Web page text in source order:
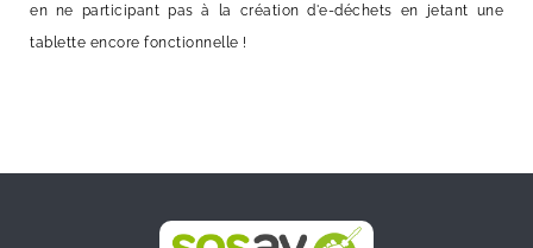
en ne participant pas à la création d'e-déchets en jetant une
tablette encore fonctionnelle !